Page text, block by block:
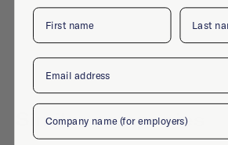
Similar companies
First name Last name
Email
Company